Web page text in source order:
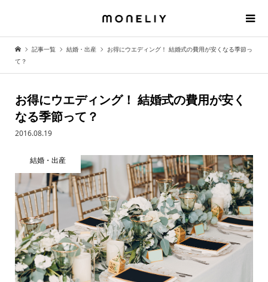
記事一覧 結婚・出産
お得にウエディング！ 結婚式の費用が安くなる季節っ
て？
お得にウエディング！ 結婚式の費用が安く
なる季節って？
2016.08.19
結婚・出産